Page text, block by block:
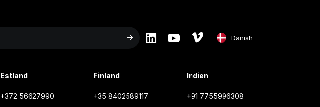
Danish
Norwegian
Estland
+372 56627990
Finland
+35 8402589117
Indien
+91 7755996308